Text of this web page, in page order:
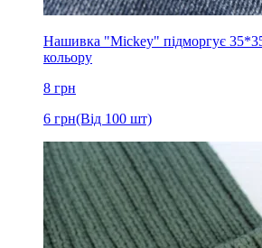
Нашивка "Mickey" підморгує
кольору
8 грн
6 грн(Від 100 шт)